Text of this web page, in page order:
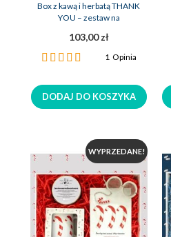
Box z kawą i herbatą THANK
YOU – zestaw na
103,00 zł
Ocena:
1 Opinia
DODAJ DO KOSZYKA
WYPRZEDANE!